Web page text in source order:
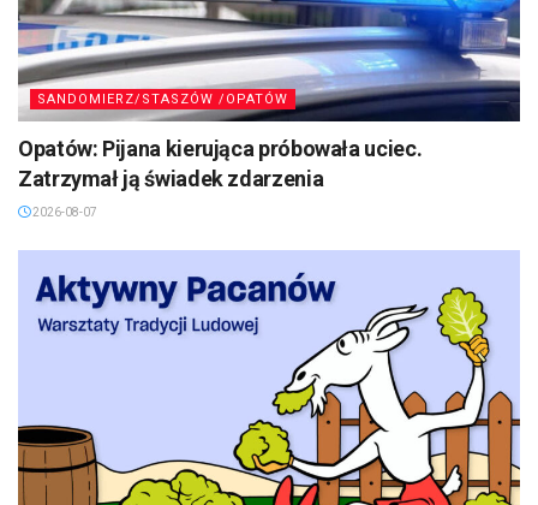
SANDOMIERZ/STASZÓW /OPATÓW
Opatów: Pijana kierująca próbowała uciec.
Zatrzymał ją świadek zdarzenia
2026-08-07